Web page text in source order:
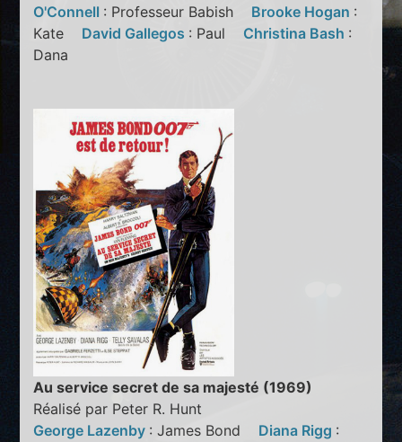
O'Connell : Professeur Babish Brooke Hogan :
Kate David Gallegos : Paul Christina Bash :
Dana
Au service secret de sa majesté (1969)
Réalisé par Peter R. Hunt
George Lazenby : James Bond Diana Rigg :